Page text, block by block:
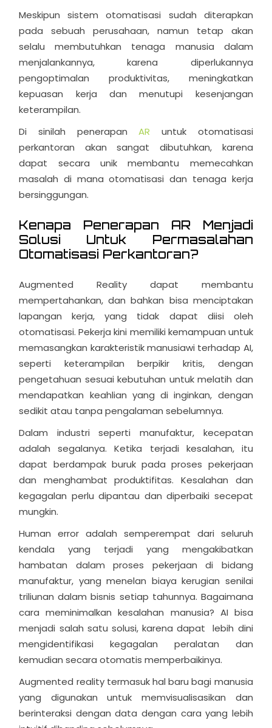
Meskipun sistem otomatisasi sudah diterapkan
pada sebuah perusahaan, namun tetap akan
selalu membutuhkan tenaga manusia dalam
menjalankannya, karena diperlukannya
pengoptimalan produktivitas, meningkatkan
kepuasan kerja dan menutupi kesenjangan
keterampilan.
Di sinilah penerapanAR untuk otomatisasi
perkantoran akan sangat dibutuhkan, karena
dapat secara unik membantu memecahkan
masalah di mana otomatisasi dan tenaga kerja
bersinggungan.
Kenapa Penerapan AR Menjadi
Solusi Untuk Permasalahan
Otomatisasi Perkantoran?
Augmented Reality dapat membantu
mempertahankan, dan bahkan bisa menciptakan
lapangan kerja, yang tidak dapat diisi oleh
otomatisasi.Pekerja kini memiliki kemampuan untuk
memasangkan karakteristik manusiawi terhadap AI,
seperti keterampilan berpikir kritis, dengan
pengetahuan sesuai kebutuhan untuk melatih dan
mendapatkan keahlian yang di inginkan, dengan
sedikit atau tanpa pengalaman sebelumnya.
Dalam industri seperti manufaktur, kecepatan
adalah segalanya. Ketika terjadi kesalahan, itu
dapat berdampak buruk pada proses pekerjaan
dan menghambat produktifitas. Kesalahan dan
kegagalan perlu dipantau dan diperbaiki secepat
mungkin.
Human error adalah semperempat dari seluruh
kendala yang terjadi yang mengakibatkan
hambatan dalam proses pekerjaan di bidang
manufaktur, yang menelan biaya kerugian senilai
triliunan dalam bisnis setiap tahunnya. Bagaimana
cara meminimalkan kesalahan manusia? AI bisa
menjadi salah satu solusi, karena dapat lebih dini
mengidentifikasi kegagalan peralatan dan
kemudian secara otomatis memperbaikinya.
Augmented reality termasuk hal baru bagi manusia
yang digunakan untuk memvisualisasikan dan
berinteraksi dengan data dengan cara yang lebih